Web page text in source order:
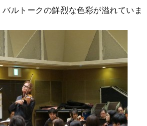
ルトークの鮮烈な色彩が溢れていま